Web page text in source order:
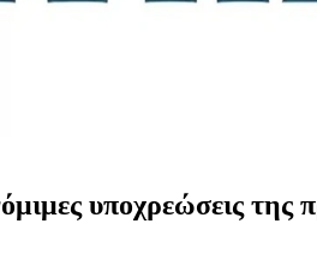
υποχρεώσεις της